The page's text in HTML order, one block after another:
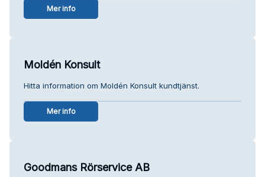
Mer info
Moldén Konsult
Hitta information om Moldén Konsult kundtjänst.
Mer info
Goodmans Rörservice AB